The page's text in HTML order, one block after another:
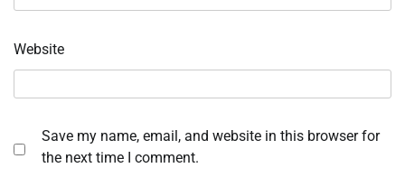
Website
Save my name, email, and website in this browser for
the next time I comment.